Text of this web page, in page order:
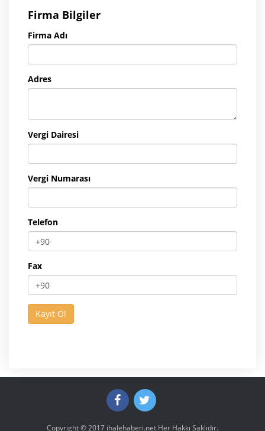
Firma Bilgiler
Firma Adı
Adres
Vergi Dairesi
Vergi Numarası
Telefon
Fax
Copyright © 2017 ihalehaberi.net Her Hakkı Saklıdır.